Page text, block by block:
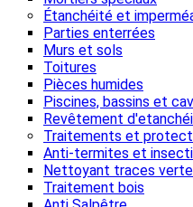
Étanchéité et
Parties enterrées
Murs et sols
Toitures
Pièces humides
Piscines, bassins et
Revêtement
Traitements et
Anti-termites et
Nettoyant traces
Traitement bois